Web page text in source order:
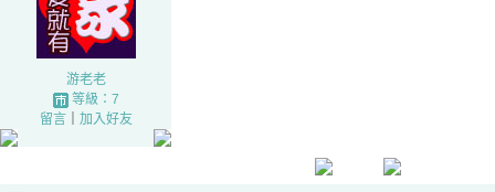
游老老
等級：7
留言｜ 加入好友